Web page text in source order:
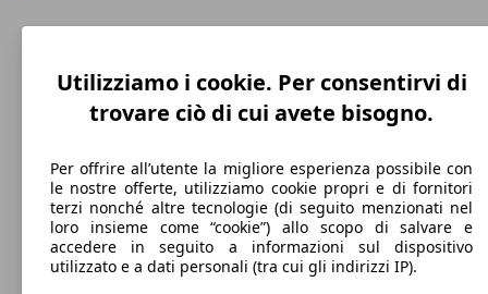
177 km/h
Utilizziamo i cookie. Per consentirvi di
trovare ciò di cui avete bisogno.
Per offrire all’utente la migliore esperienza possibile con
le nostre offerte, utilizziamo cookie propri e di fornitori
terzi nonché altre tecnologie (di seguito menzionati nel
loro insieme come “cookie”) allo scopo di salvare e
accedere in seguito a informazioni sul dispositivo
utilizzato e a dati personali (tra cui gli indirizzi IP).